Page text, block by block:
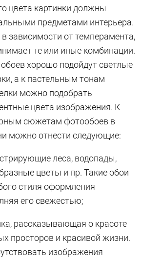
цвета картинки должны
предметами интерьера.
зависимости от темперамента,
те или иные комбинации.
хорошо подойдут светлые
а к пастельным тонам
можно подобрать
цвета изображения. К
сюжетам фотообоев в
можно отнести следующие:
леса, водопады,
цветы и пр. Такие обои
стиля оформления
его свежестью;
рассказывающая о красоте
просторов и красивой жизни.
изображения